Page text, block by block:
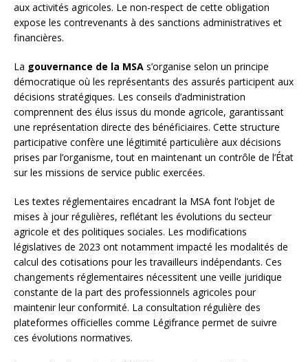
aux activités agricoles. Le non-respect de cette obligation
expose les contrevenants à des sanctions administratives et
financières.
La gouvernance de la MSA s’organise selon un principe
démocratique où les représentants des assurés participent aux
décisions stratégiques. Les conseils d’administration
comprennent des élus issus du monde agricole, garantissant
une représentation directe des bénéficiaires. Cette structure
participative confère une légitimité particulière aux décisions
prises par l’organisme, tout en maintenant un contrôle de l’État
sur les missions de service public exercées.
Les textes réglementaires encadrant la MSA font l’objet de
mises à jour régulières, reflétant les évolutions du secteur
agricole et des politiques sociales. Les modifications
législatives de 2023 ont notamment impacté les modalités de
calcul des cotisations pour les travailleurs indépendants. Ces
changements réglementaires nécessitent une veille juridique
constante de la part des professionnels agricoles pour
maintenir leur conformité. La consultation régulière des
plateformes officielles comme Légifrance permet de suivre
ces évolutions normatives.